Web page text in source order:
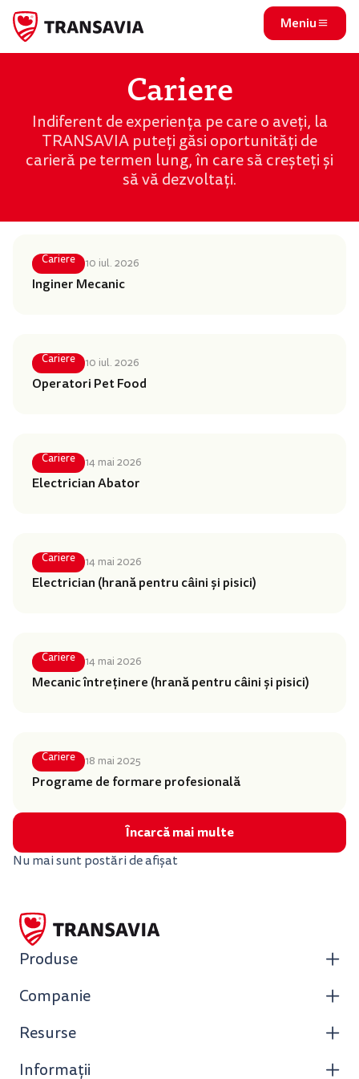
Meniu
Cariere
Indiferent de experiența pe care o aveți, la
TRANSAVIA puteți găsi oportunități de
carieră pe termen lung, în care să creșteți și
să vă dezvoltați.
Cariere 10 iul. 2026
Inginer Mecanic
Cariere 10 iul. 2026
Operatori Pet Food
Cariere 14 mai 2026
Electrician Abator
Cariere 14 mai 2026
Electrician (hrană pentru câini și pisici)
Cariere 14 mai 2026
Mecanic întreținere (hrană pentru câini și pisici)
Cariere 18 mai 2025
Programe de formare profesională
Încarcă mai multe
Nu mai sunt postări de afișat
Produse
Companie
Resurse
Informații